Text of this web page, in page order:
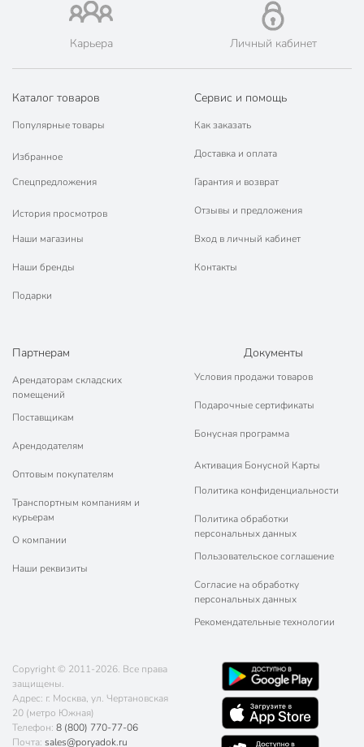
Карьера Личный кабинет
Каталог товаров
Популярные товары
Избранное
Спецпредложения
История просмотров
Наши магазины
Наши бренды
Подарки
Сервис и помощь
Как заказать
Доставка и оплата
Гарантия и возврат
Отзывы и предложения
Вход в личный кабинет
Контакты
Партнерам
Арендаторам складских
помещений
Поставщикам
Арендодателям
Оптовым покупателям
Транспортным компаниям и
курьерам
О компании
Наши реквизиты
Документы
Условия продажи товаров
Подарочные сертификаты
Бонусная программа
Активация Бонусной Карты
Политика конфиденциальности
Политика обработки
персональных данных
Пользовательское соглашение
Согласие на обработку
персональных данных
Рекомендательные технологии
Copyright © 2011-2026. Все права
защищены.
Адрес: г. Москва, ул. Чертановская
20 (метро Южная)
Телефон: 8 (800) 770-77-06
Почта: sales@poryadok.ru